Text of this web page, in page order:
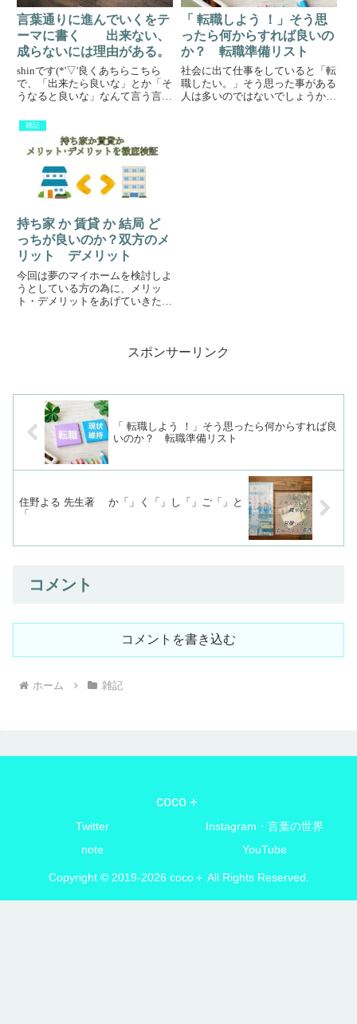
言葉通りに進んでいくをテ
ーマに書く 出来ない、
成らないには理由がある。
shinです(*'▽'良くあちらこちら
で、「出来たら良いな」とか「そ
うなると良いな」なんて言う言葉
でこの言葉が出てくるのは良いの
かなって思うけど。( ﾟДﾟ)真面目
な話し合いで吐く言葉ではないと
思う。また、こん...
「 転職しよう ！」そう思
ったら何からすれば良いの
か？ 転職準備リスト
社会に出て仕事をしていると「転
職したい。」そう思った事がある
人は多いのではないでしょうか。
雑記
持ち家 か 賃貸 か 結局 ど
っちが良いのか？双方のメ
リット デメリット
今回は夢のマイホームを検討しよ
うとしている方の為に、メリッ
ト・デメリットをあげていきたい
(中古住宅をリフォームしました)スポンサーリンク
「 転職しよう ！」そう思ったら何からすれば良
いのか？ 転職準備リスト
住野よる 先生著 か「」く「」し「」ご「」と
「
コメント
コメントを書き込む
ホーム 雑記
coco＋
Twitter
Instagram・言葉の世界
note
YouTube
Copyright © 2019-2026 coco＋ All Rights Reserved.